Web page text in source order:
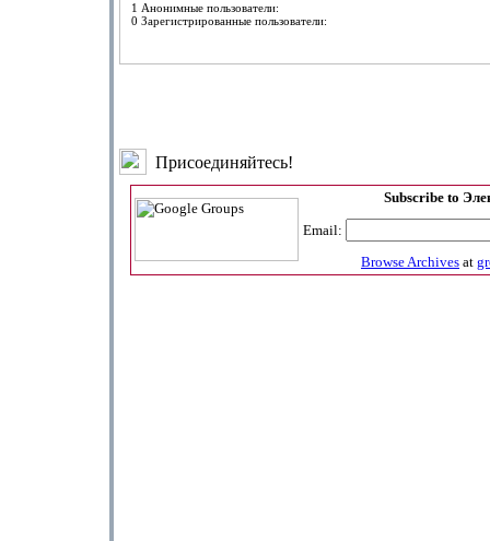
1 Анонимные пользователи:
0 Зарегистрированные пользователи:
Присоединяйтесь!
Subscribe to
Email:
Browse Archives at